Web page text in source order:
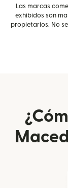
Las marcas
exhibidos son
propietarios. No